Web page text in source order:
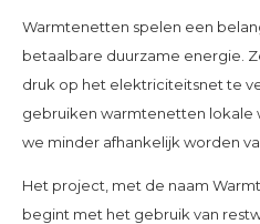
Warmtenetten spelen een
betaalbare duurzame energie.
druk op het elektriciteitsnet te
gebruiken warmtenetten lokale
we minder afhankelijk worden
Het project, met de naam
begint met het gebruik van